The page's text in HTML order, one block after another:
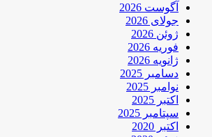
آگوست 2026
جولای 2026
ژوئن 2026
فوریه 2026
ژانویه 2026
دسامبر 2025
نوامبر 2025
اکتبر 2025
سپتامبر 2025
اکتبر 2020